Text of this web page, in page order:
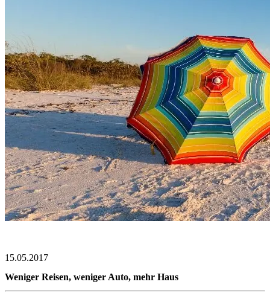
15.05.2017
Weniger Reisen, weniger Auto, mehr Haus